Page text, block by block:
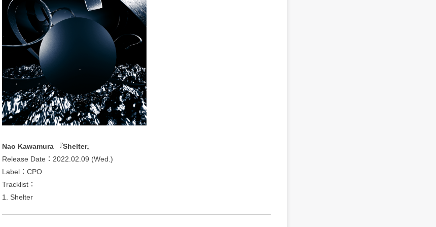
Nao Kawamura 『Shelter』
Release Date：2022.02.09 (Wed.)
Label：CPO
Tracklist：
1. Shelter